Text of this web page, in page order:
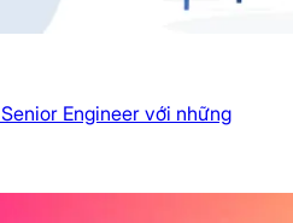
Engineer với những